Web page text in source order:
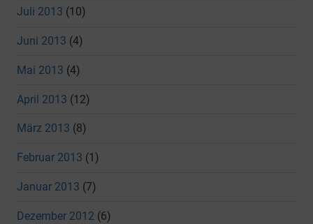
Juli 2013 (10)
Juni 2013 (4)
Mai 2013 (4)
April 2013 (12)
März 2013 (8)
Februar 2013 (1)
Januar 2013 (7)
Dezember 2012 (6)